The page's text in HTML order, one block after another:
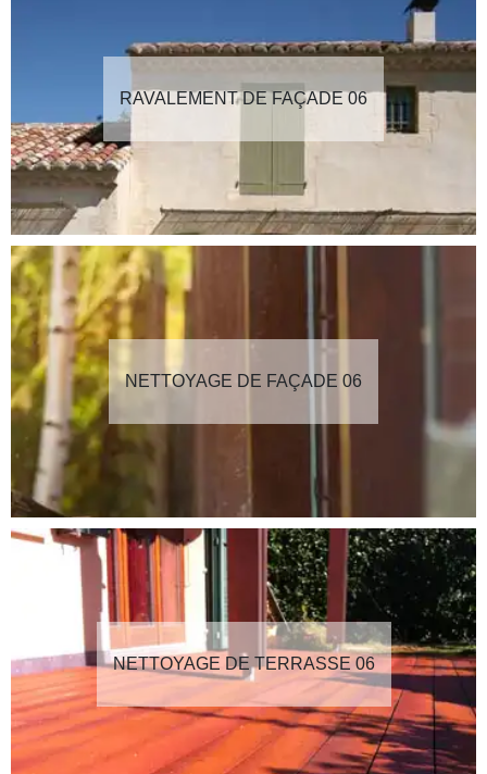
RAVALEMENT DE FAÇADE 06
NETTOYAGE DE FAÇADE 06
NETTOYAGE DE TERRASSE 06